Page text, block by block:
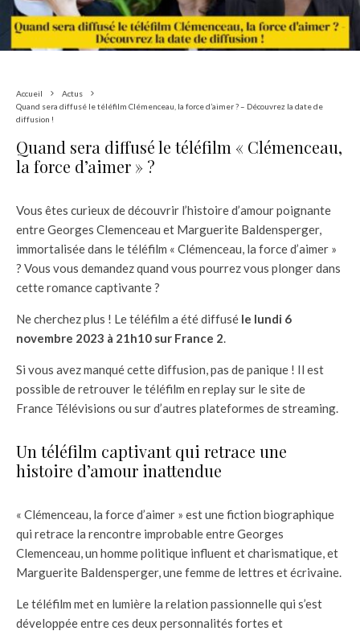
Accueil
Actus
Quand sera diffusé le téléfilm Clémenceau, la force d’aimer ? – Découvrez la date de
diffusion !
Quand sera diffusé le téléfilm « Clémenceau,
la force d’aimer » ?
Vous êtes curieux de découvrir l’histoire d’amour poignante
entre Georges Clemenceau et Marguerite Baldensperger,
immortalisée dans le téléfilm « Clémenceau, la force d’aimer »
? Vous vous demandez quand vous pourrez vous plonger dans
cette romance captivante ?
Ne cherchez plus ! Le téléfilm a été diffusé le lundi 6
novembre 2023 à 21h10 sur France 2.
Si vous avez manqué cette diffusion, pas de panique ! Il est
possible de retrouver le téléfilm en replay sur le site de
France Télévisions ou sur d’autres plateformes de streaming.
Un téléfilm captivant qui retrace une
histoire d’amour inattendue
« Clémenceau, la force d’aimer » est une fiction biographique
qui retrace la rencontre improbable entre Georges
Clemenceau, un homme politique influent et charismatique, et
Marguerite Baldensperger, une femme de lettres et écrivaine.
Le téléfilm met en lumière la relation passionnelle qui s’est
développée entre ces deux personnalités fortes et